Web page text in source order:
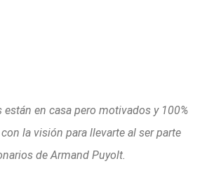
están en casa pero motivados y 100%
la visión para llevarte al ser parte
de Armand Puyolt.